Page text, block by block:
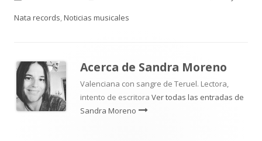
el
Nata records,Noticias musicales
Acerca de Sandra Moreno
Valenciana con sangre de Teruel. Lectora,
intento de escritora Ver todas las entradas de
Sandra Moreno